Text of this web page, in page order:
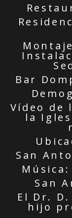
Bar
Vídeo de
la
San
San
El Dr.
hijo